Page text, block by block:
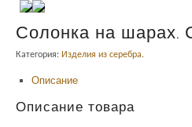
Солонка на шарах.
Категория: Изделия из серебра.
Описание
Описание товара